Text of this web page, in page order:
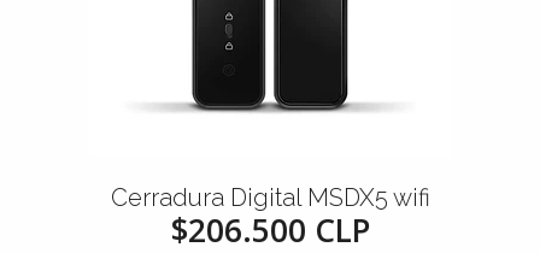
Cerradura Digital MSDX5 wifi
$206.500 CLP